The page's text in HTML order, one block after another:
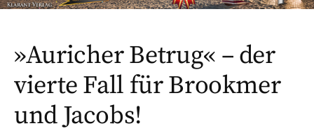
»Auricher Betrug« – der
vierte Fall für Brookmer
und Jacobs!